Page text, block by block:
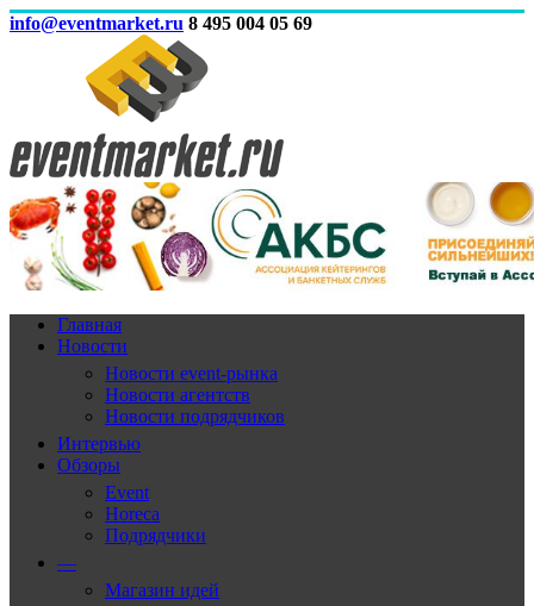
info@eventmarket.ru 8 495 004 05 69
Главная
Новости
Новости event-рынка
Новости агентств
Новости подрядчиков
Интервью
Обзоры
Event
Horeca
Подрядчики
—
Магазин идей